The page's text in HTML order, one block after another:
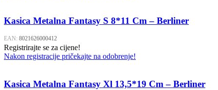
Kasica Metalna Fantasy S 8*11 Cm – Berliner
EAN: 8021626000412
Registrirajte se za cijene!
Nakon registracije pričekajte na odobrenje!
Kasica Metalna Fantasy Xl 13,5*19 Cm – Berliner